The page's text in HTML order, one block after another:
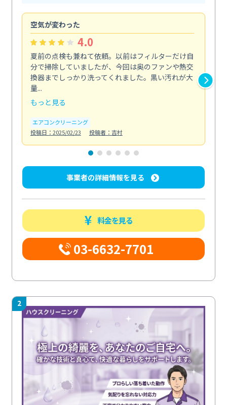
空気が変わった
4.0
夏前の点検も兼ねて依頼。以前はフィルターだけ自
分で掃除していましたが、今回は奥のファンや熱交
換器までしっかり洗ってくれました。黒い汚れが大
量...
もっと見る
エアコンクリーニング
投稿日：2025/02/23
投稿者：吉村
事業者の詳細情報を見る
料金を見る
03-6632-7701
2